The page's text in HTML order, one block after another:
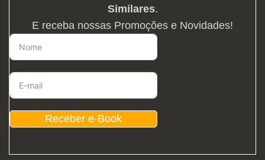
Similares.
E receba nossas Promoções e Novidades!
Receber e-Book